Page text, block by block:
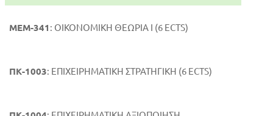
ΜΕΜ-341 : ΟΙΚΟΝΟΜΙΚΗ ΘΕΩΡΙΑ Ι (6 ECTS)
ΠΚ-1003: ΕΠΙΧΕΙΡΗΜΑΤΙΚΗ ΣΤΡΑΤΗΓΙΚΗ (6 ECTS)